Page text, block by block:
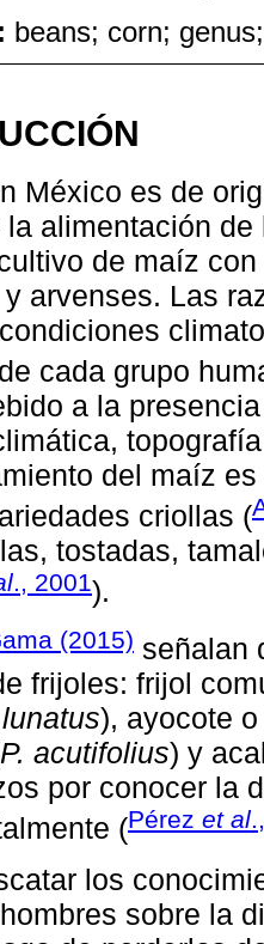
beans; corn;
México es de
la alimentación
de maíz
arvenses. Las
cada grupo
a la
del maíz
criollas (
tostadas,
., 2001).
(2015) señalan
frijoles: frijol
), ayocote
P. acutifolius) y
por conocer la
(Pérez et al
los
sobre la